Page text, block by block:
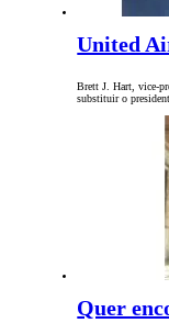
United
Brett J. Hart, vice-
substituir o
Quer